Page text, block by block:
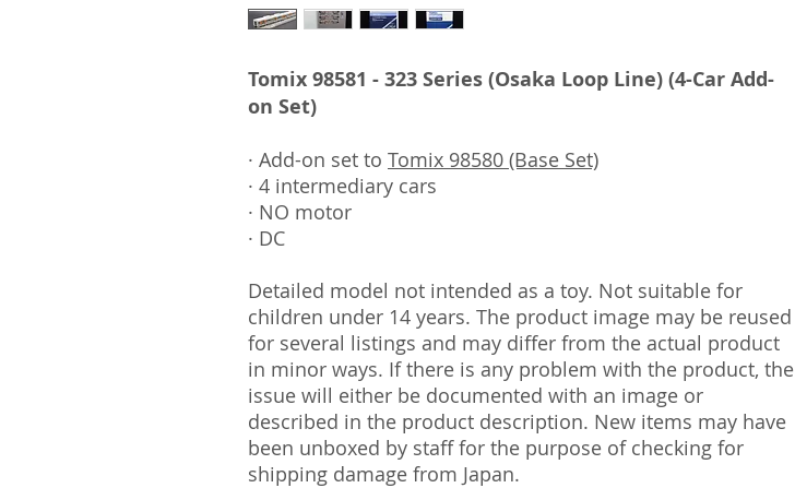
Tomix 98581 - 323 Series (Osaka Loop Line) (4-Car Add-
on Set)
· Add-on set to Tomix 98580 (Base Set)
· 4 intermediary cars
· NO motor
· DC
Detailed model not intended as a toy. Not suitable for
children under 14 years. The product image may be reused
for several listings and may differ from the actual product
in minor ways. If there is any problem with the product, the
issue will either be documented with an image or
described in the product description. New items may have
been unboxed by staff for the purpose of checking for
shipping damage from Japan.